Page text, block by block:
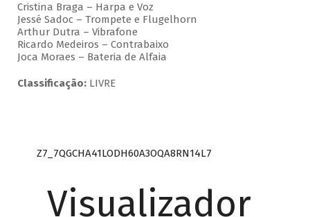
Cristina Braga – Harpa e Voz
Jessé Sadoc – Trompete e Flugelhorn
Arthur Dutra – Vibrafone
Ricardo Medeiros – Contrabaixo
Joca Moraes – Bateria de Alfaia
Classificação:LIVRE
Z7_7QGCHA41LODH60A3OQA8RN14L7
Visualizador